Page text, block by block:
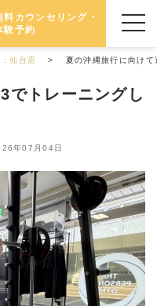
料カウンセリング・
験予約
仙台店 夏の沖縄旅行に向け
でトレーニングし
年07月04日